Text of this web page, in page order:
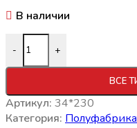
В наличии
- +
ВСЕ
Артикул: 34*230
Категория: